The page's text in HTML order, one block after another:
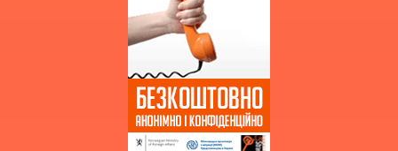
учнів (вихованців)
НМТ 2025